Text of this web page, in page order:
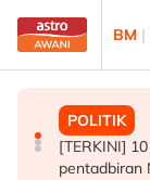
Skip to main
BM |
POLITIK
[TERKINI]
pentadbiran
MALAYSIA
MAG
Malaysia
POLITIK
PRU16:
PN pula